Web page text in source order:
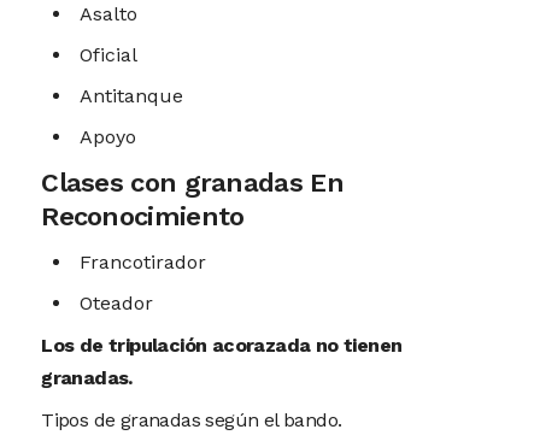
Asalto
Oficial
Antitanque
Apoyo
Clases con granadas En
Reconocimiento
Francotirador
Oteador
Los de tripulación acorazada no tienen
granadas.
Tipos de granadas según el bando.